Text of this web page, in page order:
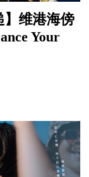
】维港海傍
Your